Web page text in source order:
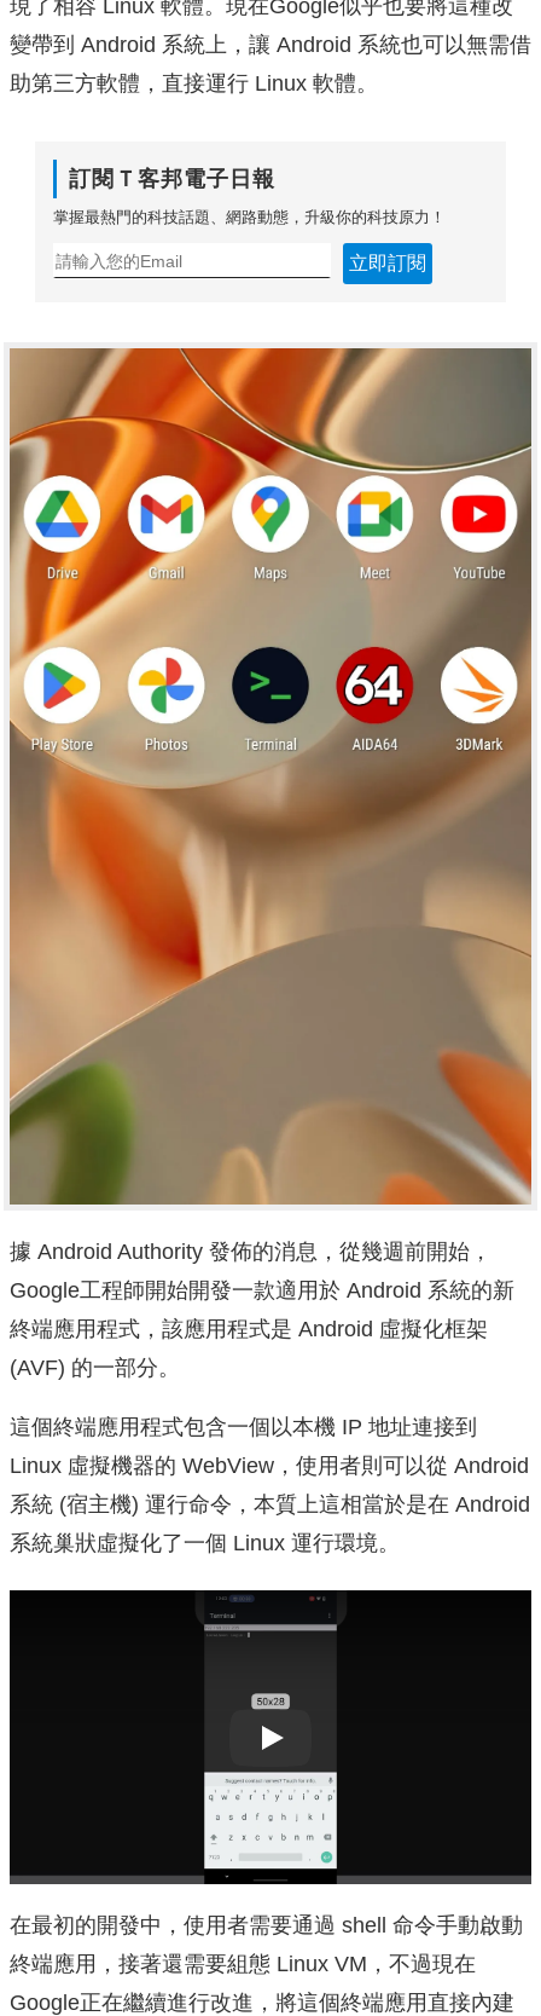
現了相容 Linux 軟體。現在Google似乎也要將這種改
變帶到 Android 系統上，讓 Android 系統也可以無需借
助第三方軟體，直接運行 Linux 軟體。
訂閱Ｔ客邦電子日報
掌握最熱門的科技話題、網路動態，升級你的科技原力！
立即訂閱
據 Android Authority 發佈的消息，從幾週前開始，
Google工程師開始開發一款適用於 Android 系統的新
終端應用程式，該應用程式是 Android 虛擬化框架
(AVF) 的一部分。
這個終端應用程式包含一個以本機 IP 地址連接到
Linux 虛擬機器的 WebView，使用者則可以從 Android
系統 (宿主機) 運行命令，本質上這相當於是在 Android
系統巢狀虛擬化了一個 Linux 運行環境。
Play
在最初的開發中，使用者需要通過 shell 命令手動啟動
終端應用，接著還需要組態 Linux VM，不過現在
Google正在繼續進行改進，將這個終端應用直接內建